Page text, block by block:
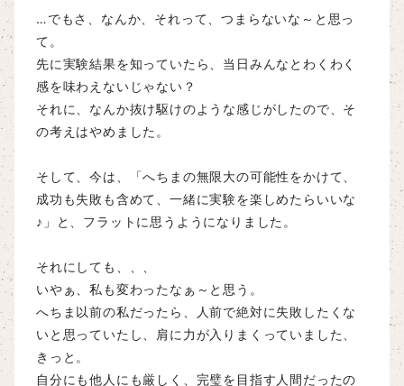
…でもさ、なんか、それって、つまらないな～と思っ
て。
先に実験結果を知っていたら、当日みんなとわくわく
感を味わえないじゃない？
それに、なんか抜け駆けのような感じがしたので、そ
の考えはやめました。
そして、今は、「へちまの無限大の可能性をかけて、
成功も失敗も含めて、一緒に実験を楽しめたらいいな
♪」と、フラットに思うようになりました。
それにしても、、、
いやぁ、私も変わったなぁ～と思う。
へちま以前の私だったら、人前で絶対に失敗したくな
いと思っていたし、肩に力が入りまくっていました、
きっと。
自分にも他人にも厳しく、完璧を目指す人間だったの